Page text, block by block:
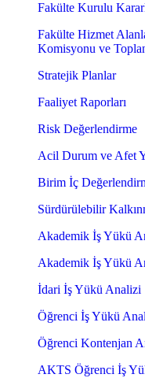
Fakülte Kurulu
Fakülte Hizmet
Komisyonu ve
Stratejik Planlar
Faaliyet Raporları
Risk Değerlendirme
Acil Durum ve Afet
Birim İç
Sürdürülebilir
Akademik İş Yükü
Akademik İş Yükü
İdari İş Yükü Analizi
Öğrenci İş Yükü
Öğrenci Kontenjan
AKTS Öğrenci İş